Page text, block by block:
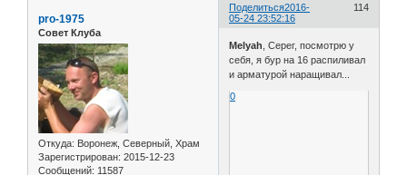
Поделиться 114
2016-
05-24 23:52:16
pro-1975
Совет Клуба
Откуда: Воронеж, Северный, Храм
Зарегистрирован: 2015-12-23
Сообщений: 11587
Melyah , Серег, посмотрю у
себя, я бур на 16 распиливал
и арматурой наращивал...
0